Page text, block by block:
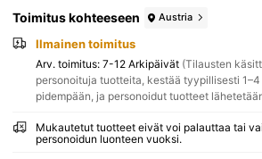
Toimitus kohteeseen Austria
Ilmainen toimitus
Arv. toimitus: 7-12 Arkipäivät (Tilausten
personoituja tuotteita, kestää tyypillisesti
pidempään, ja personoidut tuotteet
Mukautetut tuotteet eivät voi palauttaa tai
personoidun luonteen vuoksi.